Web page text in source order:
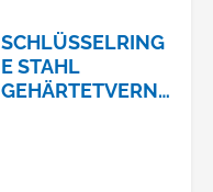
SCHLÜSSELRING
E STAHL
GEHÄRTETVERNI